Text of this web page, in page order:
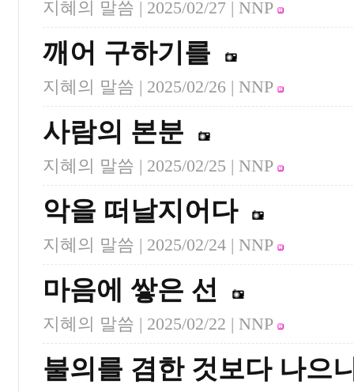
지혜의 말씀 | 2025/02/27 | NNP
깨어 구하기를
지혜의 말씀 | 2025/02/26 | NNP
사람의 본분
지혜의 말씀 | 2025/02/25 | NNP
악을 떠날지어다
지혜의 말씀 | 2025/02/24 | NNP
마음에 쌓은 선
지혜의 말씀 | 2025/02/22 | NNP
불의를 겸한 것보다 나으